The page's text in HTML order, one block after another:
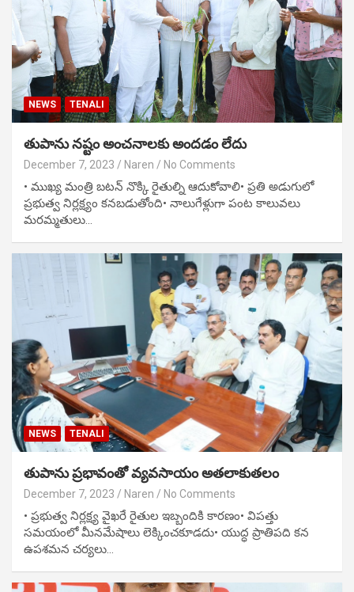
NEWS TENALI
తుపాను నష్టం అంచనాలకు అందడం లేదు
December 7, 2023 Naren No Comments
• ముఖ్య మంత్రి బటన్ నొక్కి రైతుల్ని ఆదుకోవాలి• ప్రతి అడుగులో
ప్రభుత్వ నిర్లక్ష్యం కనబడుతోంది• నాలుగేళ్లుగా పంట కాలువలు
మరమ్మతులు…
NEWS TENALI
తుపాను ప్రభావంతో వ్యవసాయం అతలాకుతలం
December 7, 2023 Naren No Comments
• ప్రభుత్వ నిర్లక్ష్య వైఖరే రైతుల ఇబ్బందికి కారణం• విపత్తు
సమయంలో మీనమేషాలు లెక్కించకూడదు• యుద్ధ ప్రాతిపది కన
ఉపశమన చర్యలు…